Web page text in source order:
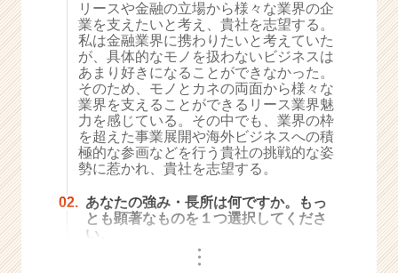
届
く
就
活
サ
イ
ト
チ
ア
キ
ャ
リ
リースや金融の立場から様々な業界の企
業を支えたいと考え、貴社を志望する。
私は金融業界に携わりたいと考えていた
が、具体的なモノを扱わないビジネスは
あまり好きになることができなかった。
そのため、モノとカネの両面から様々な
業界を支えることができるリース業界魅
力を感じている。その中でも、業界の枠
を超えた事業展開や海外ビジネスへの積
極的な参画などを行う貴社の挑戦的な姿
勢に惹かれ、貴社を志望する。
02. あなたの強み・長所は何ですか。もっ
とも顕著なものを１つ選択してくださ
い。
・・・